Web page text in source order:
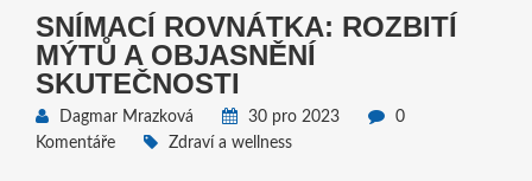
SNÍMACÍ ROVNÁTKA: ROZBITÍ
MÝTŮ A OBJASNĚNÍ
SKUTEČNOSTI
Dagmar Mrazková 30 pro 2023
0
Komentáře
Zdraví a wellness